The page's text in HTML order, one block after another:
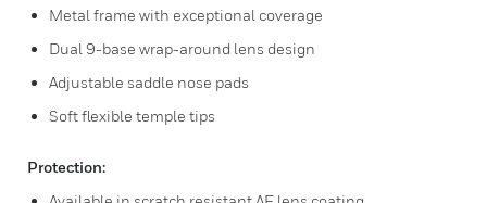
Metal frame with exceptional coverage
Dual 9-base wrap-around lens design
Adjustable saddle nose pads
Soft flexible temple tips
Protection: